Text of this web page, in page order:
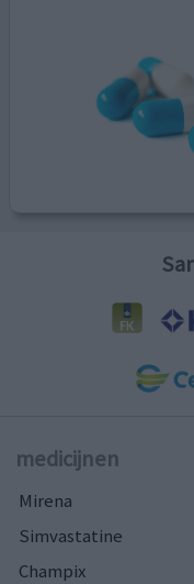
medicijnen
Mirena
Simvastatine
Champix